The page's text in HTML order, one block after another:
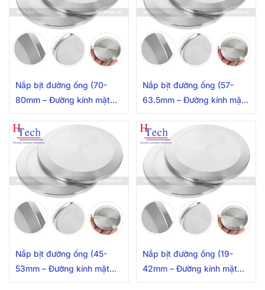
Nắp bịt đường ống (70-
80mm – Đường kính mặt
Nắp bịt đường ống (57-
63.5mm – Đường kính mặt
304/316L
Nắp bịt đường ống (45-
53mm – Đường kính mặt
Nắp bịt đường ống (19-
42mm – Đường kính mặt